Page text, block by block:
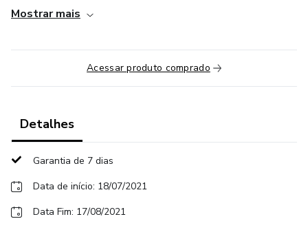
entrevistas, esse acompanhamento individual tem como
melhores oportunidades do mercado.
Mostrar mais
Acessar produto comprado
Detalhes
Garantia de 7 dias
Data de início: 18/07/2021
Data Fim: 17/08/2021